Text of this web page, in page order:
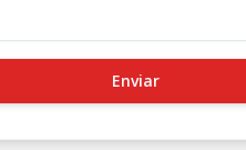
Enviar